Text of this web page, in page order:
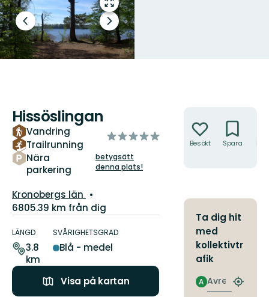
Gå
till
helskärmsläge
Föregående
bild
Nästa
bildspel
Hissöslingan
Vandring
Trailrunning
Nära
parkering
av
stjärnor
betygsätt
denna plats!
Län:
Kronobergs län
6805.39 km från dig
om
leden
LÄNGD
3.8
km
SVÅRIGHETSGRAD
Blå - medel
Visa på kartan
Besökt Spara
Ta dig hit
med
kollektivtr
afik
Avresa
A
Hitta